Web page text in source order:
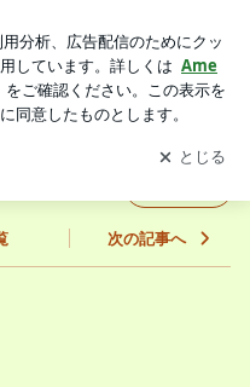
新通知
を受け取りまし
開く
次の記事へ